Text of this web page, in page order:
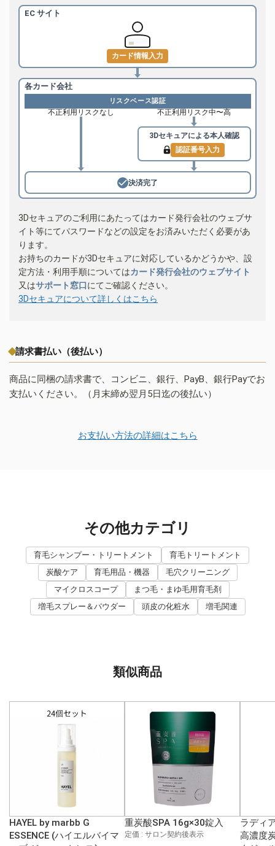
EC サイト
カード情報入力
各カード会社
リスクベース認証
不正利用リスクなし 不正利用リスク中〜高
3Dセキュアによる本人確認
認証番号入力
決済完了
3Dセキュアのご利用にあたってはカード発行会社のウェブサ
イト等にてパスワードなどの設定をお済みいただく必要があ
ります。
お持ちのカードが3Dセキュアに対応しているかどうかや、設
定方法・利用手順についてはカード発行会社のウェブサイト
又はサポート窓口にてご確認ください。
3Dセキュアについて詳しくはこちら
請求書払い（後払い）
商品に同梱の請求書で、コンビニ、銀行、PayB、銀行Payでお
支払いください。（月末締め翌月5日迄の後払い）
お支払い方法の詳細はこちら
その他カテゴリ
育毛シャンプー・トリートメント
育毛トリートメント
炭酸ケア
育毛用品・機器
毛穴クリーニング
マイクロスコープ
まつ毛・まゆ毛用育毛剤
増毛スプレー＆パウダー
頭皮の化粧水 増毛関連
類似商品
HAYEL by marbb G
ESSENCE (ハイエルバイマ
重炭酸SPA 16g×30錠入
定価 : サロン契約後表示
ラディ
高濃度